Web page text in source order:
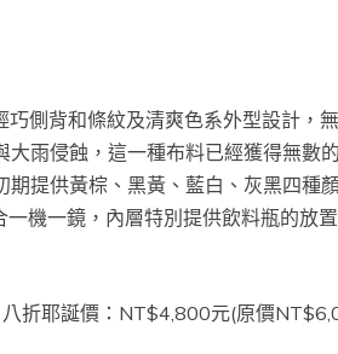
側背和條紋及清爽色系外型設計，
雨侵蝕，這一種布料已經獲得無
提供黃棕、黑黃、藍白、灰黑四種
機一鏡，內層特別提供飲料瓶的放
折耶誕價：NT$4,800元(原價